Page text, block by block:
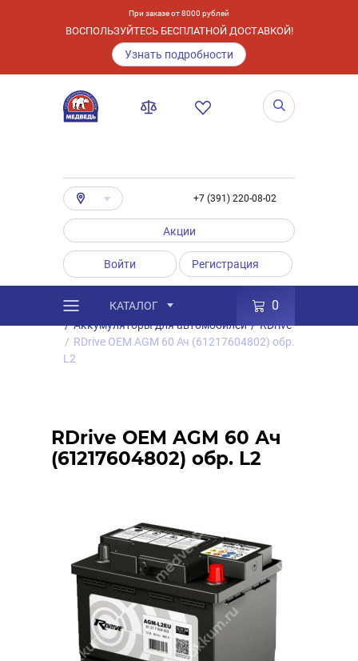
При заказе от 8000 рублей
ВОСПОЛЬЗУЙТЕСЬ БЕСПЛАТНОЙ ДОСТАВКОЙ!
Узнать подробности
+7 (391) 220-08-02
Акции
Войти Регистрация
КАТАЛОГ 0
Каталог / Товары
Аккумуляторы
/ Аккумуляторы для автомобилей / RDrive
/ RDrive OEM AGM 60 Ач (61217604802) обр.
L2
RDrive OEM AGM 60 Ач
(61217604802) обр. L2